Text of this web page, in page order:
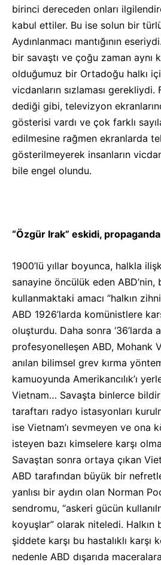
birinci dereceden onları
kabul ettiler. Bu ise solun bir
Aydınlanmacı mantığının
bir savaştı ve çoğu zaman aynı
olduğumuz bir Ortadoğu halkı
vicdanların sızlaması gerekliydi.
dediği gibi, televizyon
gösterisi vardı ve çok farklı
edilmesine rağmen ekranlarda
gösterilmeyerek insanların
bile engel olundu.
“Özgür Irak” eskidi,
1900’lü yıllar boyunca, halkla
sanayine öncülük eden ABD’nin,
kullanmaktaki amacı “halkın
ABD 1926’larda komünistlere
oluşturdu. Daha sonra ‘36’larda
profesyonelleşen ABD, Mohank
anılan bilimsel grev kırma
kamuoyunda Amerikancılık’ı
Vietnam… Savaşta binlerce bildiri
taraftarı radyo istasyonları
ise Vietnam’ı sevmeyen ve ona
isteyen bazı kimselere karşı
Savaştan sonra ortaya çıkan
ABD tarafından büyük bir
yanlısı bir aydın olan Norman
sendromu, “askeri gücün
koyuşlar” olarak niteledi. Halkın
şiddete karşı bu hastalıklı karşı
nedenle ABD dışarıda